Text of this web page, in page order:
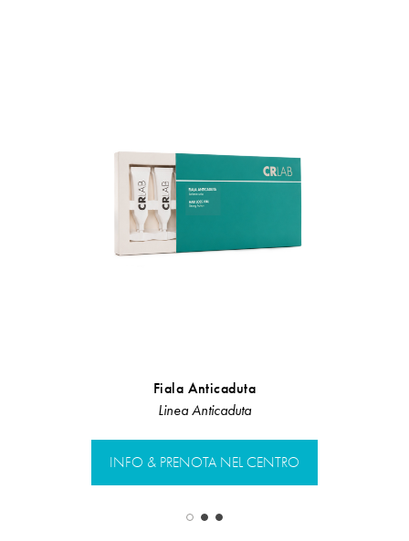
Fiala Anticaduta
Linea Anticaduta
INFO & PRENOTA NEL CENTRO